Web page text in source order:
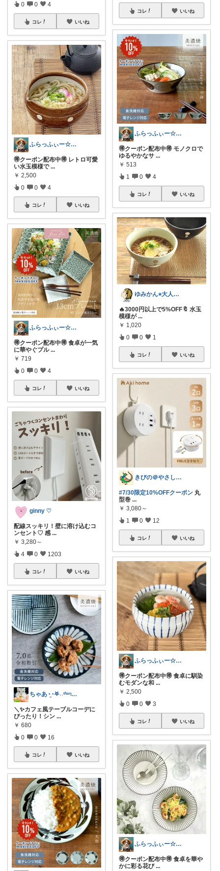
0 0 4
コレ いいね
ふらっふぃー☆ナチュラルな暮らし☆
🉐クーポン配布中🉐 レトロ可愛
い水玉模様で ...
￥ 2,500
0 0 4
コレ いいね
ふらっふぃー☆ナチュラルな暮らし☆
🉐クーポン配布中🉐 食卓が一気
に華やぐプル ...
￥ 719
0 0 4
コレ いいね
ginny ♡
配線スッキリ！壁に溶け込むコ
ンセント♡ 感 ...
￥ 3,280～
4 0 1203
コレ いいね
ちゃあ◔̯◔‪𖤐˒˒ᵗʱᵃᵑᵏᵧₒᵤ
＼✨カフェ風テーブルコーデに
ぴったり！シン ...
￥ 680
0 0 16
コレ いいね
コレ いいね
ふらっふぃー☆ナチュラルな暮らし☆
🉐クーポン配布中🉐 モノクロで
ゆるやかなサ ...
￥ 513
1 0 4
コレ いいね
ゆみかん⭐︎大人の暮らし研究室
🔥3000円以上で5%OFF🔖 水玉
模様が ...
￥ 1,020
0 0 1
コレ いいね
きびの＠やさしさで暮らしをデザイン
#7/30限定10%OFFクーポン 丸
型巻 ...
￥ 3,080～
1 0 12
コレ いいね
ふらっふぃー☆ナチュラルな暮らし☆
🉐クーポン配布中🉐 食卓に馴染
むモダンな和 ...
￥ 2,500
0 0 3
コレ いいね
ふらっふぃー☆ナチュラルな暮らし☆
🉐クーポン配布中🉐 食卓を華や
かに彩る花び ...